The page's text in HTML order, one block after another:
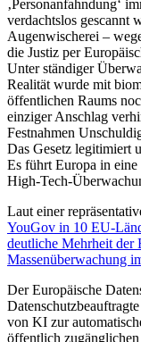
‚Personanfahndung‘
verdachtslos gescannt
Augenwischerei –
die Justiz per
Unter ständiger
Realität wurde mit
öffentlichen Raums
einziger Anschlag
Festnahmen
Das Gesetz legitimiert
Es führt Europa in
High-Tech-
Laut einer
YouGov in 10 EU-
deutliche Mehrheit der
Massenüberwachung
Der Europäische
von KI zur
öffentlich